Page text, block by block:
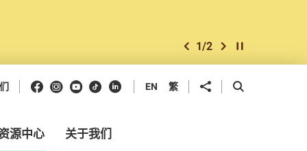
上一个
1/2 下一个开始/暂停幻灯
Facebook
Instagram
Youtube
抖音领英 EN 繁 分享到 开启搜寻框
源中心 关于我们